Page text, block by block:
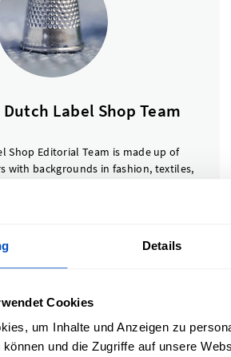
Details
Cookies
um Inhalte und Anzeigen zu
und die Zugriffe auf unsere
Label Shop Team
Shop Editorial Team is made up of
with backgrounds in fashion, textiles,
teams, we ensure every article
and hands-on knowledge, so
professional polish.